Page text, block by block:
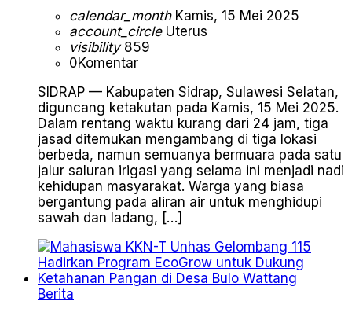
calendar_monthKamis, 15 Mei 2025
account_circleUterus
visibility859
0Komentar
SIDRAP — Kabupaten Sidrap, Sulawesi Selatan,
diguncang ketakutan pada Kamis, 15 Mei 2025.
Dalam rentang waktu kurang dari 24 jam, tiga
jasad ditemukan mengambang di tiga lokasi
berbeda, namun semuanya bermuara pada satu
jalur saluran irigasi yang selama ini menjadi nadi
kehidupan masyarakat. Warga yang biasa
bergantung pada aliran air untuk menghidupi
sawah dan ladang, […]
Berita